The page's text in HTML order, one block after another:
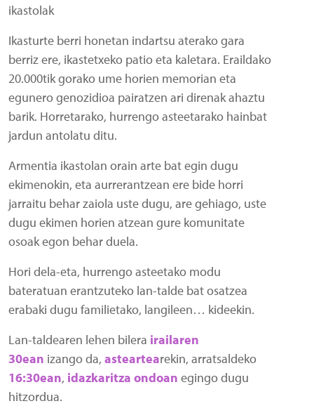
ikastolak
Ikasturte berri honetan indartsu aterako gara
berriz ere, ikastetxeko patio eta kaletara. Eraildako
20.000tik gorako ume horien memorian eta
egunero genozidioa pairatzen ari direnak ahaztu
barik. Horretarako, hurrengo asteetarako hainbat
jardun antolatu ditu.
Armentia ikastolan orain arte bat egin dugu
ekimenokin, eta aurrerantzean ere bide horri
jarraitu behar zaiola uste dugu, are gehiago, uste
dugu ekimen horien atzean gure komunitate
osoak egon behar duela.
Hori dela-eta, hurrengo asteetako modu
bateratuan erantzuteko lan-talde bat osatzea
erabaki dugu familietako, langileen… kideekin.
Lan-taldearen lehen bilera irailaren
30ean izango da, asteartearekin, arratsaldeko
16:30ean, idazkaritza ondoan egingo dugu
hitzordua.